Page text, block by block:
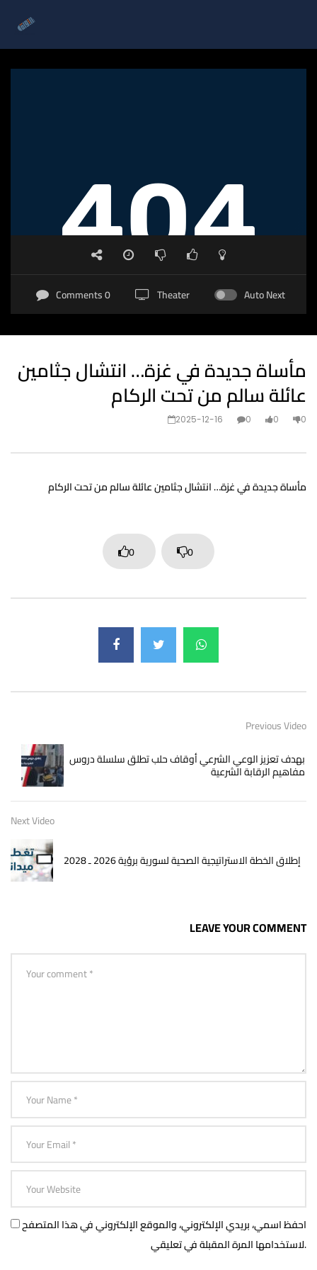
Auto Next
Theater
0 Comments
مأساة جديدة في غزة… انتشال جثامين
عائلة سالم من تحت الركام
2025-12-16 0 0 0
مأساة جديدة في غزة… انتشال جثامين عائلة سالم من تحت الركام
0 0
Previous Video
بهدف تعزيز الوعي الشرعي أوقاف حلب تطلق سلسلة دروس
مفاهيم الرقابة الشرعية
Next Video
إطلاق الخطة الاستراتيجية الصحية لسورية برؤية 2026 ـ 2028
LEAVE YOUR COMMENT
احفظ اسمي، بريدي الإلكتروني، والموقع الإلكتروني في هذا المتصفح
لاستخدامها المرة المقبلة في تعليقي.